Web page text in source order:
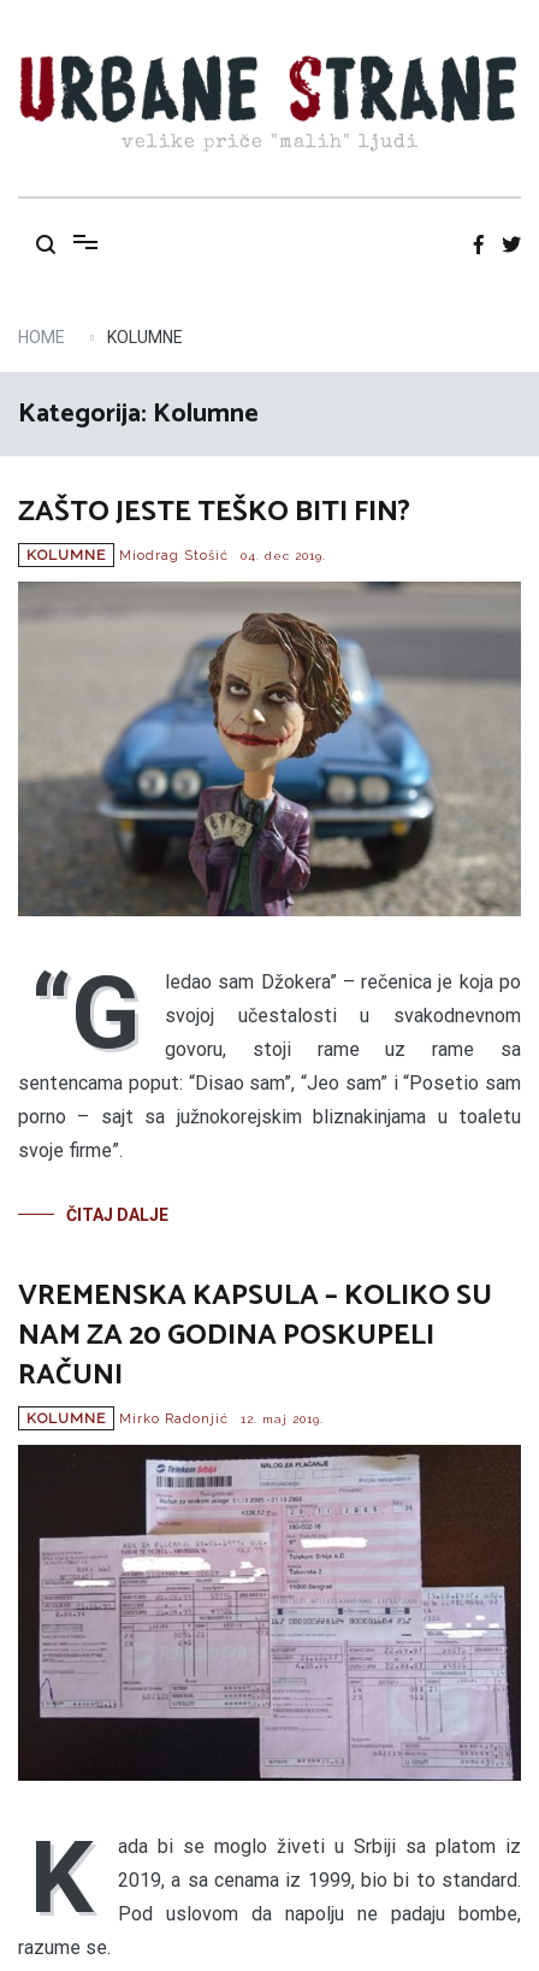
content
velike priče "malih" ljudi
HOME KOLUMNE
Kategorija: Kolumne
ZAŠTO JESTE TEŠKO BITI FIN?
KOLUMNE Miodrag Stošić 04. dec 2019.
“G
ledao sam Džokera” – rečenica je koja po
svojoj učestalosti u svakodnevnom
govoru, stoji rame uz rame sa
sentencama poput: “Disao sam”, “Jeo sam” i “Posetio sam
porno – sajt sa južnokorejskim bliznakinjama u toaletu
svoje firme”.
ČITAJ DALJE
VREMENSKA KAPSULA – KOLIKO SU
NAM ZA 20 GODINA POSKUPELI
RAČUNI
KOLUMNE Mirko Radonjić 12. maj 2019.
K
ada bi se moglo živeti u Srbiji sa platom iz
2019, a sa cenama iz 1999, bio bi to standard.
Pod uslovom da napolju ne padaju bombe,
razume se.